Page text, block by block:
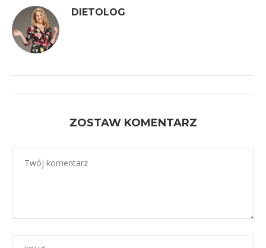
DIETOLOG
ZOSTAW KOMENTARZ